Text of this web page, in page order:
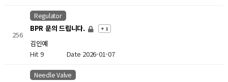
256
Regulator
BPR 문의 드립니다. + 1
김인예
Hit 9 Date 2026-01-07
Needle Valve